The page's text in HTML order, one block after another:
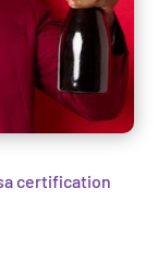
certification